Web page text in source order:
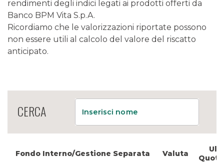
rendimenti degli indici legati ai prodotti offerti da
Banco BPM Vita S.p.A.
Ricordiamo che le valorizzazioni riportate possono
non essere utili al calcolo del valore del riscatto
anticipato.
CERCA Inserisci nome
Fondo Interno/Gestione Separata Valuta